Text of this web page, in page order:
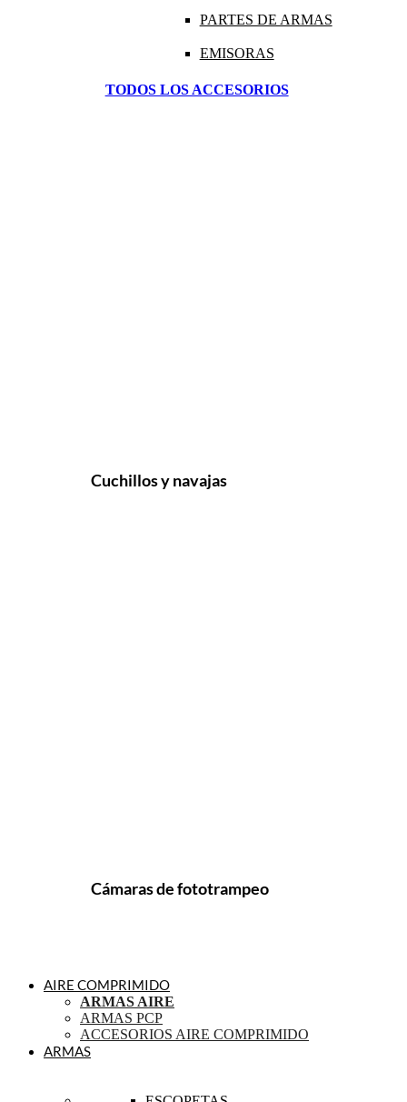
PARTES DE ARMAS
EMISORAS
TODOS LOS ACCESORIOS
Cuchillos y navajas
Cámaras de fototrampeo
AIRE COMPRIMIDO
ARMAS AIRE
ARMAS PCP
ACCESORIOS AIRE COMPRIMIDO
ARMAS